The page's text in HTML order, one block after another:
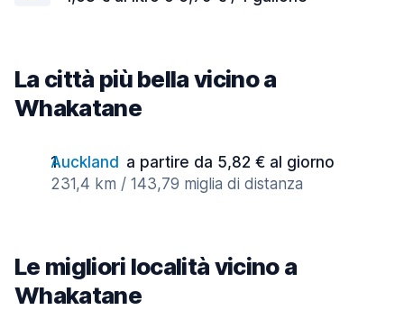
La città più bella vicino a
Whakatane
Auckland a partire da 5,82 € al giorno
231,4 km / 143,79 miglia di distanza
Le migliori località vicino a
Whakatane